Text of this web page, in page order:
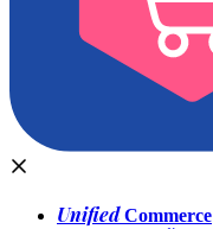
UnifiedCommerce